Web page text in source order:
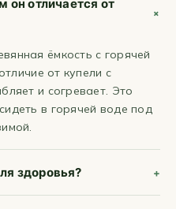
он отличается от
ёмкость с горячей
от купели с
и согревает. Это
в горячей воде под
здоровья?